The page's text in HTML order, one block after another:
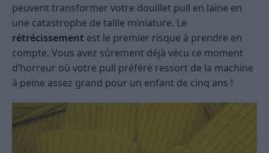
peuvent transformer votre douillet pull en laine en
une catastrophe de taille miniature. Le
rétrécissement est le premier risque à prendre en
compte. Vous avez sûrement déjà vécu ce moment
d’horreur où votre pull préféré ressort de la machine
à peine assez grand pour un enfant de cinq ans !